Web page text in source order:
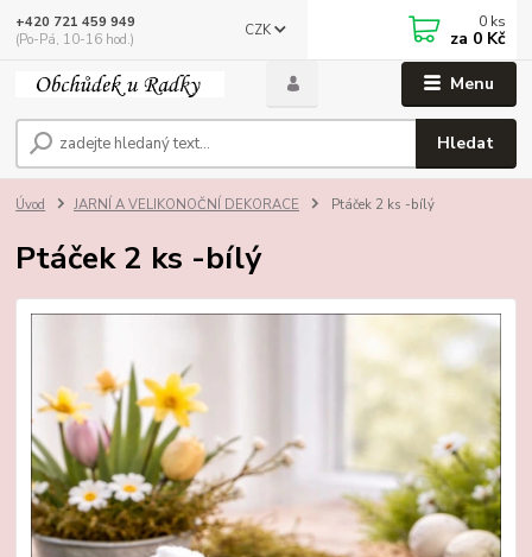
Menu
CZK
Hledat
+420 721 459 949
(Po-Pá, 10-16 hod.)
0 ks
za 0 Kč
Úvod JARNÍ A VELIKONOČNÍ DEKORACE Ptáček 2 ks -bílý
Ptáček 2 ks -bílý